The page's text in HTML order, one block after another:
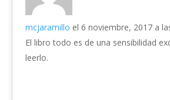
mcjaramillo el 6 noviembre, 2017 a
El libro todo es de una sensibilidad
leerlo.